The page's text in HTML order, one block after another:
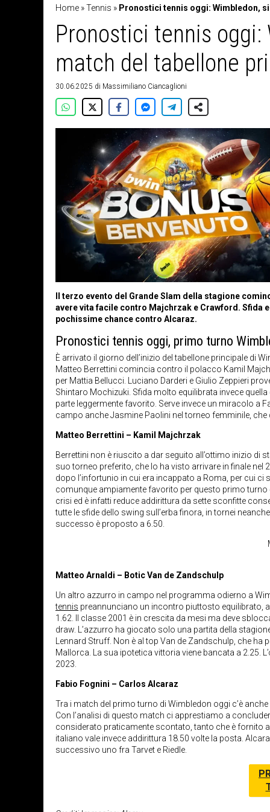
Home »Tennis » Pronostici tennis oggi: Wimbledon,
Pronostici tennis
match del tabellone
30.06.2025 di Massimiliano Ciancaglioni
Il terzo evento del Grande Slam della stagione
avere vita facile contro Majchrzak e Crawford. Sfida
pochissime chance contro Alcaraz.
Pronostici tennis oggi, primo turno
È arrivato il giorno dell’inizio del tabellone principale di
Matteo Berrettini comincia contro il polacco Kamil
per Mattia Bellucci. Luciano Darderi e Giulio Zeppieri
Shintaro Mochizuki. Sfida molto equilibrata invece
parte leggermente favorito. Serve invece un miracolo a
campo anche Jasmine Paolini nel torneo femminile,
Matteo Berrettini – Kamil Majchrzak
Berrettini non è riuscito a dar seguito all’ottimo inizio di
suo torneo preferito, che lo ha visto arrivare in finale
dopo l’infortunio in cui era incappato a Roma, per cui
comunque ampiamente favorito per questo primo turno
crisi ed è infatti reduce addirittura da sette sconfitte
tutte le sfide dello swing sull’erba finora, in tornei
successo è proposto a 6.50.
Matteo Arnaldi – Botic Van de Zandschulp
Un altro azzurro in campo nel programma odierno a
tennis preannunciano un incontro piuttosto equilibrato,
1.62. Il classe 2001 è in crescita da mesi ma deve
draw. L’azzurro ha giocato solo una partita della
Lennard Struff. Non è al top Van de Zandschulp, che ha
Mallorca. La sua ipotetica vittoria viene bancata a 2.25.
2023.
Fabio Fognini – Carlos Alcaraz
Tra i match del primo turno di Wimbledon oggi c’è
Con l’analisi di questo match ci apprestiamo a
considerato praticamente scontato, tanto che è fornito
italiano vale invece addirittura 18.50 volte la posta.
successivo uno fra Tarvet e Riedle.